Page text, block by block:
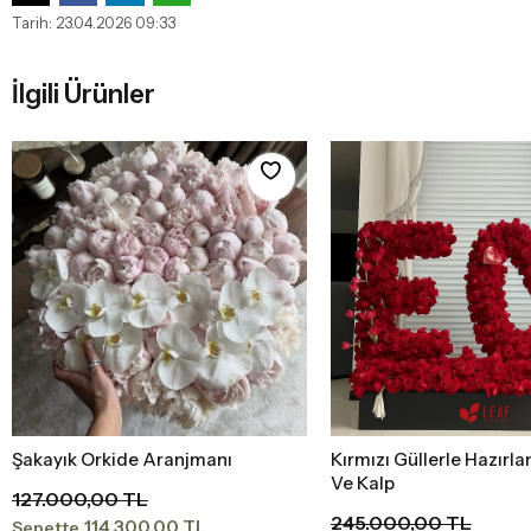
Tarih: 23.04.2026 09:33
İlgili Ürünler
Sepete Ekle
Şakayık Orkide Aranjmanı
127.000,00 TL
Sepete Ekle
Kırmızı Güllerle
Ve Kalp
245.000,00 TL